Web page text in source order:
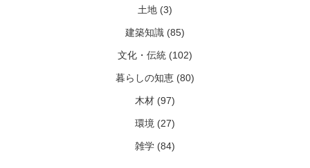
土地 (3)
建築知識 (85)
文化・伝統 (102)
暮らしの知恵 (80)
木材 (97)
環境 (27)
雑学 (84)